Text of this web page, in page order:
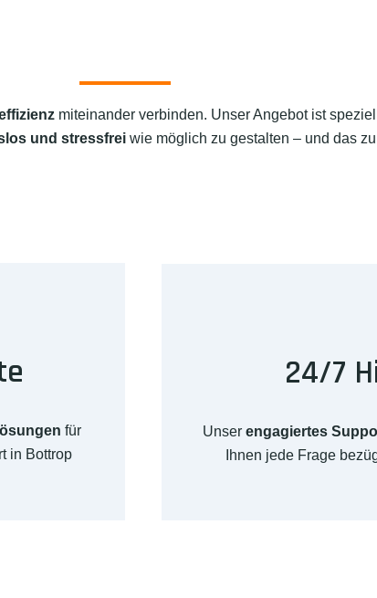
miteinander verbinden. Unser Angebot ist
und stressfreiwie möglich zu gestalten – und das
für
in Bottrop
24/7
Unser engagiertes
Ihnen jede Frage